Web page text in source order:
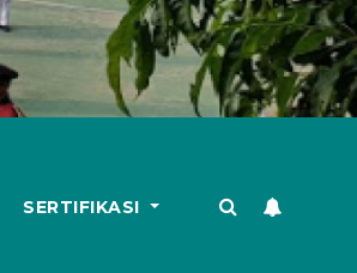
SERTIFIKASI